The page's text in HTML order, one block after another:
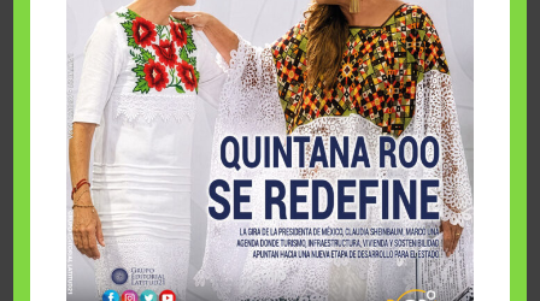
Fairmont Mayakoba y Make-A-Wish México unieron
esfuerzos para hacer realidad el deseo de una …